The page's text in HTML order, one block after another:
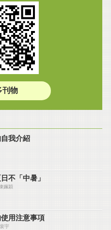
刊物
我介紹
不「中暑」
姵穎
用注意事項
宇